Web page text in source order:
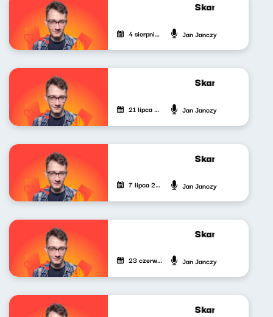
Skandynawskim
4 sierpnia 2023 Jan Janczy
Skandynawskim
21 lipca 2023 Jan Janczy
Skandynawskim
7 lipca 2023 Jan Janczy
Skandynawskim
23 czerwca 2023 Jan Janczy
Skandynawskim